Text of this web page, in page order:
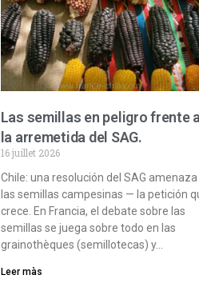
Las semillas en peligro frente a
la arremetida del SAG.
16 juillet 2026
Chile: una resolución del SAG amenaza
las semillas campesinas — la petición
crece. En Francia, el debate sobre las
semillas se juega sobre todo en las
grainothèques (semillotecas) y…
Leer màs